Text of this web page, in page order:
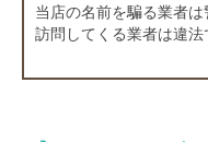
当店の名前を騙る業者
訪問してくる業者は違法